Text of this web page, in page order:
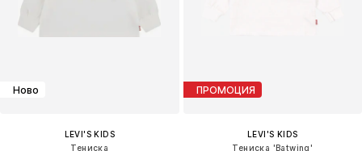
Ново
LEVI'S KIDS
Тениска
ПРОМОЦИЯ
LEVI'S KIDS
Тениска 'Batwing'